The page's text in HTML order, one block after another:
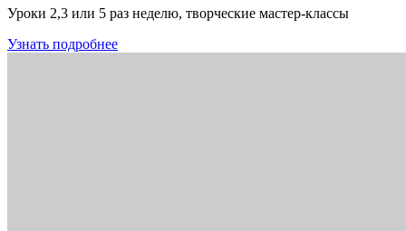
Уроки 2,3 или 5 раз неделю, творческие мастер-классы
Узнать подробнее